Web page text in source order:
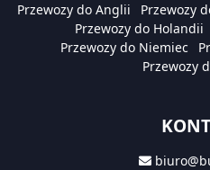
Przewozy do Anglii Przewozy
Przewozy do Holandii
Przewozy do Niemiec
Przewozy